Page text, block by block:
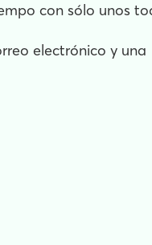
con sólo unos
electrónico y una